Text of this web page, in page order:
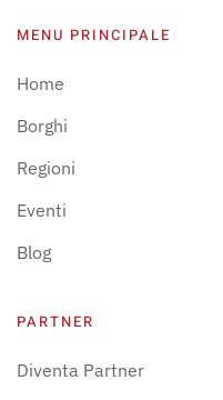
MENU PRINCIPALE
Home
Borghi
Regioni
Eventi
Blog
PARTNER
Diventa Partner